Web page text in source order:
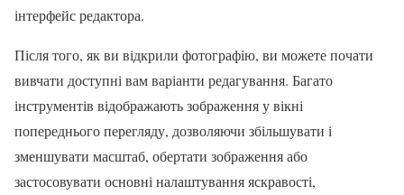
інтерфейс редактора.
Після того, як ви відкрили фотографію, ви можете почати
вивчати доступні вам варіанти редагування. Багато
інструментів відображають зображення у вікні
попереднього перегляду, дозволяючи збільшувати і
зменшувати масштаб, обертати зображення або
застосовувати основні налаштування яскравості,